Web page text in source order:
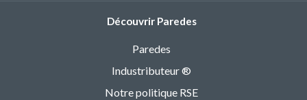
Découvrir Paredes
Paredes
Industributeur ®
Notre politique RSE